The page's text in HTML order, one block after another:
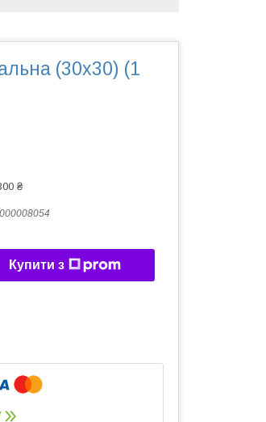
(30х30) (1
₴
Купити з